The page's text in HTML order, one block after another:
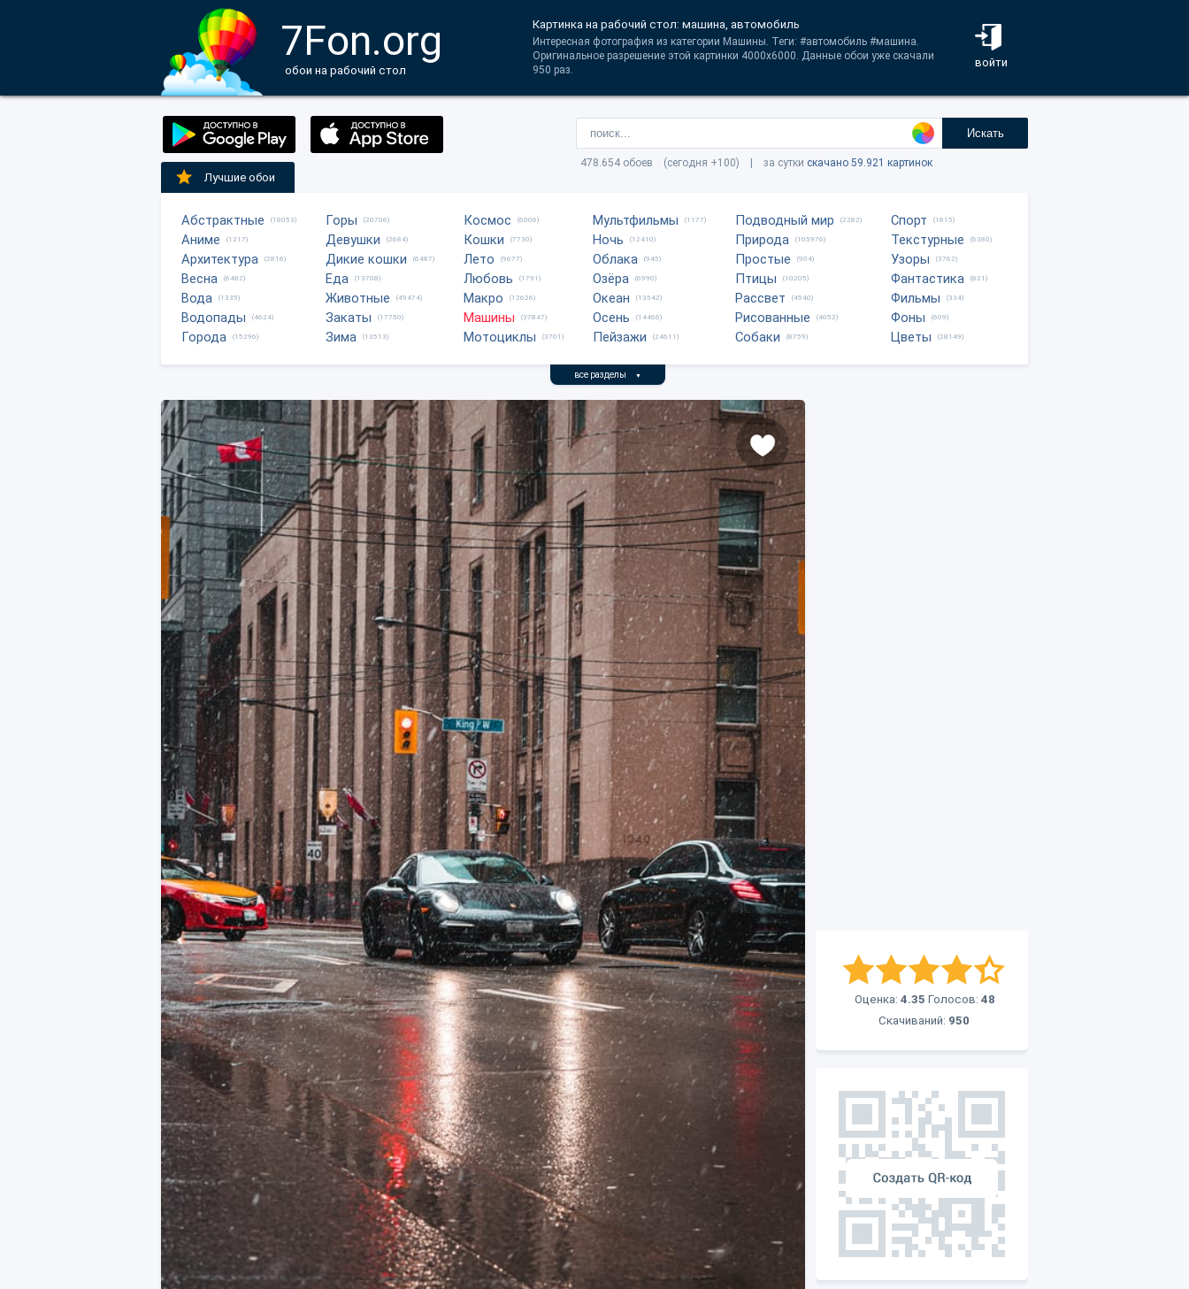
7Fon.org
обои на рабочий стол
войти
Картинка на рабочий стол: машина, автомобиль
Интересная фотография из категории Машины. Теги: #автомобиль #машина.
Оригинальное разрешение этой картинки 4000x6000. Данные обои уже скачали
950 раз.
Искать
478.654 обоев (сегодня +100) | за сутки скачано 59.921 картинок
Лучшие обои
Абстрактные (18053)
Аниме (1217)
Архитектура (2816)
Весна (6482)
Вода (1335)
Водопады (4624)
Города (15296)
Горы (20706)
Девушки (2684)
Дикие кошки (6487)
Еда (13708)
Животные (49474)
Закаты (17750)
Зима (13513)
Космос (6006)
Кошки (7730)
Лето (9677)
Любовь (1791)
Макро (12626)
Машины (37847)
Мотоциклы (3701)
Мультфильмы (1177)
Ночь (12410)
Облака (945)
Озёра (6990)
Океан (13542)
Осень (14466)
Пейзажи (24611)
Подводный мир (2282)
Природа (105976)
Простые (904)
Птицы (10205)
Рассвет (4540)
Рисованные (4052)
Собаки (8759)
Спорт (1815)
Текстурные (6380)
Узоры (3762)
Фантастика (821)
Фильмы (334)
Фоны (609)
Цветы (28149)
все разделы ▼
Оценка: 4.35 Голосов: 48
Скачиваний: 950